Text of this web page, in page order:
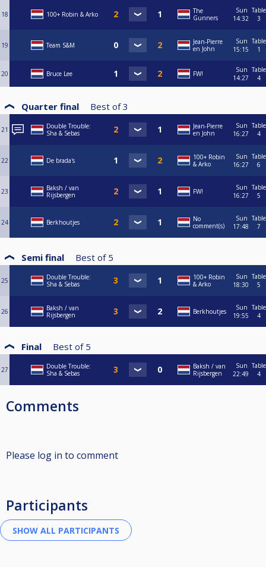
18 100+ Robin & Arko
The
Gunners
Sun
14:32
Table
3
19 Team S&M
Jean-Pierre
en John
Sun
15:15
Table
1
20 Bruce Lee FW!
Sun
14:27
Table
4
Quarter final Best of 3
21
Double Trouble:
Sha & Sebas
Jean-Pierre
en John
Sun
16:27
Table
4
22 De brada's
100+ Robin
& Arko
Sun
16:27
Table
6
23
Baksh / van
Rijsbergen
FW!
Sun
16:27
Table
5
24 Berkhoutjes
No
comment(s)
Sun
17:48
Table
7
Semi final Best of 5
25
Double Trouble:
Sha & Sebas
100+ Robin
& Arko
Sun
18:30
Table
5
26
Baksh / van
Rijsbergen
Berkhoutjes
Sun
19:55
Table
4
Final Best of 5
27
Double Trouble:
Sha & Sebas
Baksh / van
Rijsbergen
Sun
22:49
Table
4
Comments
Please log in to comment
Participants